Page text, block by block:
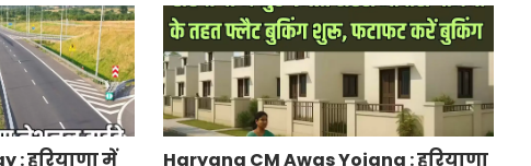
युवाओं ने किया आवेदन
: हरियाणा में
Haryana CM Awas Yojana : हरियाणा